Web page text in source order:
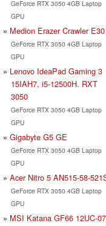
GeForce RTX 3050 4GB Laptop
GPU
Medion Erazer Crawler E30
GeForce RTX 3050 4GB Laptop
GPU
Lenovo IdeaPad Gaming 3
15IAH7, i5-12500H. RXT
3050
GeForce RTX 3050 4GB Laptop
GPU
Gigabyte G5 GE
GeForce RTX 3050 4GB Laptop
GPU
Acer Nitro 5 AN515-58-
GeForce RTX 3050 4GB Laptop
GPU
MSI Katana GF66 12UC-